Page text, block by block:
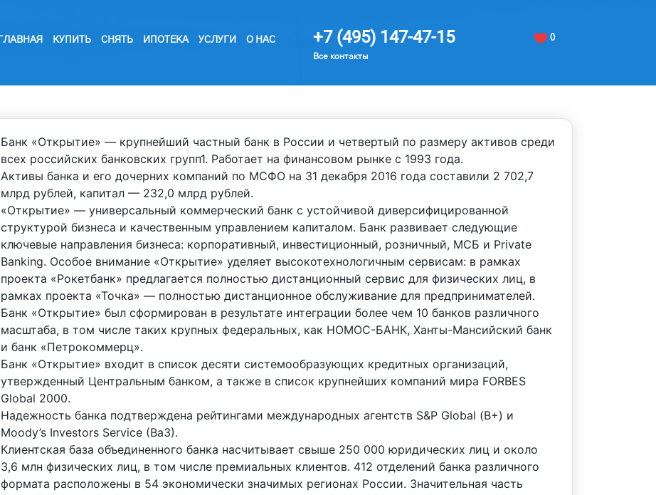
ГЛАВНАЯ КУПИТЬ СНЯТЬ ИПОТЕКА УСЛУГИ О НАС +7 (495) 147-47-15
Все контакты
0
Банк «Открытие» — крупнейший частный банк в России и четвертый по размеру активов среди
всех российских банковских групп1. Работает на финансовом рынке с 1993 года.
Активы банка и его дочерних компаний по МСФО на 31 декабря 2016 года составили 2 702,7
млрд рублей, капитал — 232,0 млрд рублей.
«Открытие» — универсальный коммерческий банк с устойчивой диверсифицированной
структурой бизнеса и качественным управлением капиталом. Банк развивает следующие
ключевые направления бизнеса: корпоративный, инвестиционный, розничный, МСБ и Private
Banking. Особое внимание «Открытие» уделяет высокотехнологичным сервисам: в рамках
проекта «Рокетбанк» предлагается полностью дистанционный сервис для физических лиц, в
рамках проекта «Точка» — полностью дистанционное обслуживание для предпринимателей.
Банк «Открытие» был сформирован в результате интеграции более чем 10 банков различного
масштаба, в том числе таких крупных федеральных, как НОМОС-БАНК, Ханты-Мансийский банк
и банк «Петрокоммерц».
Банк «Открытие» входит в список десяти системообразующих кредитных организаций,
утвержденный Центральным банком, а также в список крупнейших компаний мира FORBES
Global 2000.
Надежность банка подтверждена рейтингами международных агентств S&P Global (В+) и
Moody’s Investors Service (Ba3).
Клиентская база объединенного банка насчитывает свыше 250 000 юридических лиц и около
3,6 млн физических лиц, в том числе премиальных клиентов. 412 отделений банка различного
формата расположены в 54 экономически значимых регионах России. Значительная часть